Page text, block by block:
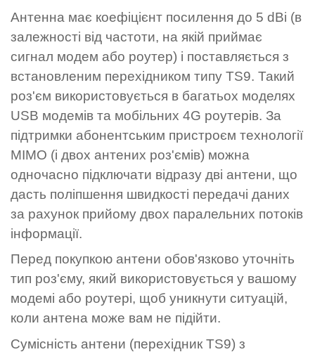
Антенна має коефіцієнт посилення до 5 dBi (в
залежності від частоти, на якій приймає
сигнал модем або роутер) і поставляється з
встановленим перехідником типу TS9. Такий
роз'єм використовується в багатьох моделях
USB модемів та мобільних 4G роутерів. За
підтримки абонентським пристроєм технології
MIMO (і двох антених роз'ємів) можна
одночасно підключати відразу дві антени, що
дасть поліпшення швидкості передачі даних
за рахунок прийому двох паралельних потоків
інформації.
Перед покупкою антени обов'язково уточніть
тип роз'єму, який використовується у вашому
модемі або роутері, щоб уникнути ситуацій,
коли антена може вам не підійти.
Сумісність антени (перехідник TS9) з